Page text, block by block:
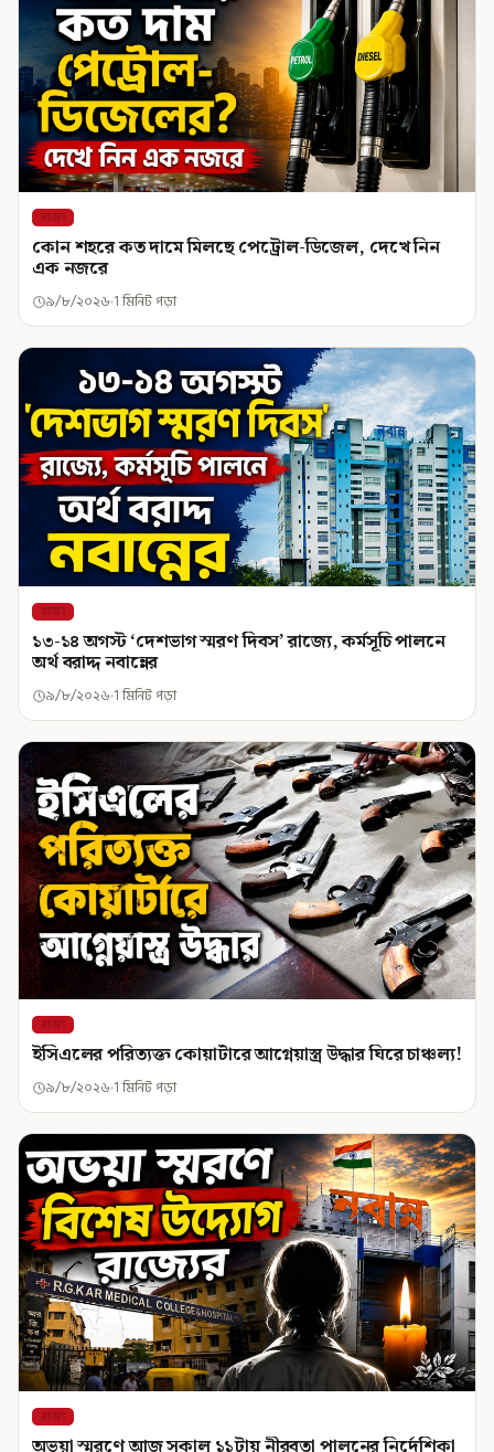
রাজ্য
কোন শহরে কত দামে মিলছে পেট্রোল-ডিজেল, দেখে নিন
এক নজরে
৯/৮/২০২৬ 1 মিনিট পড়া
রাজ্য
১৩-১৪ অগস্ট ‘দেশভাগ স্মরণ দিবস’ রাজ্যে, কর্মসূচি পালনে
অর্থ বরাদ্দ নবান্নের
৯/৮/২০২৬ 1 মিনিট পড়া
রাজ্য
ইসিএলের পরিত্যক্ত কোয়ার্টারে আগ্নেয়াস্ত্র উদ্ধার ঘিরে চাঞ্চল্য!
৯/৮/২০২৬ 1 মিনিট পড়া
রাজ্য